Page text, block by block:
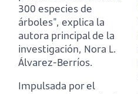
300 especies de
árboles", explica la
autora principal de la
investigación, Nora L.
Álvarez-Berríos.
Impulsada por el